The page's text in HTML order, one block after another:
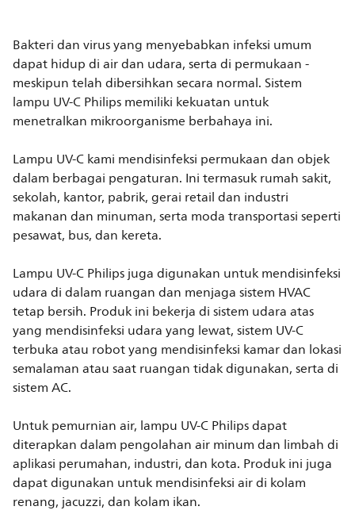
Bakteri dan virus yang menyebabkan infeksi umum
dapat hidup di air dan udara, serta di permukaan -
meskipun telah dibersihkan secara normal. Sistem
lampu UV-C Philips memiliki kekuatan untuk
menetralkan mikroorganisme berbahaya ini.
Lampu UV-C kami mendisinfeksi permukaan dan objek
dalam berbagai pengaturan. Ini termasuk rumah sakit,
sekolah, kantor, pabrik, gerai retail dan industri
makanan dan minuman, serta moda transportasi seperti
pesawat, bus, dan kereta.
Lampu UV-C Philips juga digunakan untuk mendisinfeksi
udara di dalam ruangan dan menjaga sistem HVAC
tetap bersih. Produk ini bekerja di sistem udara atas
yang mendisinfeksi udara yang lewat, sistem UV-C
terbuka atau robot yang mendisinfeksi kamar dan lokasi
semalaman atau saat ruangan tidak digunakan, serta di
sistem AC.
Untuk pemurnian air, lampu UV-C Philips dapat
diterapkan dalam pengolahan air minum dan limbah di
aplikasi perumahan, industri, dan kota. Produk ini juga
dapat digunakan untuk mendisinfeksi air di kolam
renang, jacuzzi, dan kolam ikan.